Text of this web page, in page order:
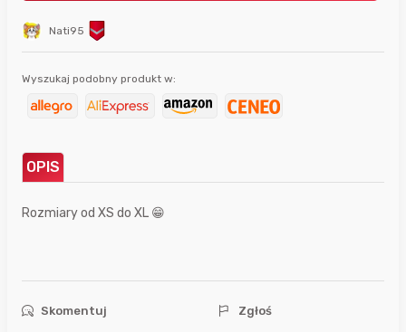
Nati95
Wyszukaj podobny produkt w:
OPIS
Rozmiary od XS do XL 😁
Skomentuj Zgłoś